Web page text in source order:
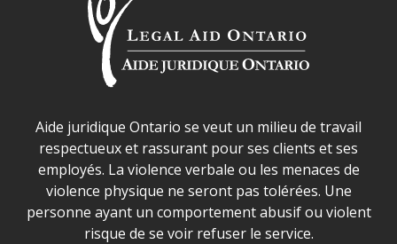
Déclaration sur la sécurité dans les locaux d'AJO.
Aide juridique Ontario se veut un milieu de travail
respectueux et rassurant pour ses clients et ses
employés. La violence verbale ou les menaces de
violence physique ne seront pas tolérées. Une
personne ayant un comportement abusif ou violent
risque de se voir refuser le service.